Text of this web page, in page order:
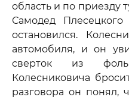
область и по приезду
Самодед
остановился.
автомобиля, и он
сверток из
Колесниковича
разговора он понял,